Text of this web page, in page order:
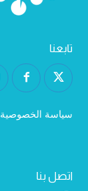
تابعنا
سياسة الخصوصية
اتصل بنا